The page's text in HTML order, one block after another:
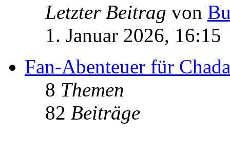
Letzter Beitrag von
1. Januar 2026, 16:15
Fan-Abenteuer für
8 Themen
82 Beiträge